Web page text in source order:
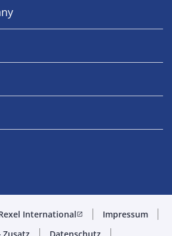
Internationalopen_in_new
Impressum